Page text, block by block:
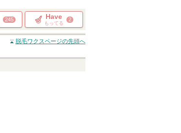
245 Have
もってる
2
脱毛ワクスページの先頭へ